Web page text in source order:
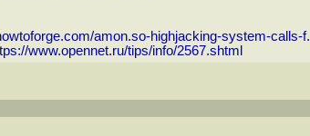
amon.so-highjacking-system-calls-
www.opennet.ru/tips/info/2567.shtml